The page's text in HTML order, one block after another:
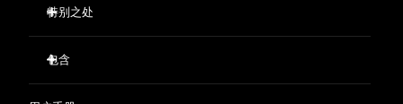
特别之处
经临床验证，仅需两周即可显著改善肌肤紧致度和弹性。
短短两周内，痘痘减少 48%，皮脂减少 18%。
包含